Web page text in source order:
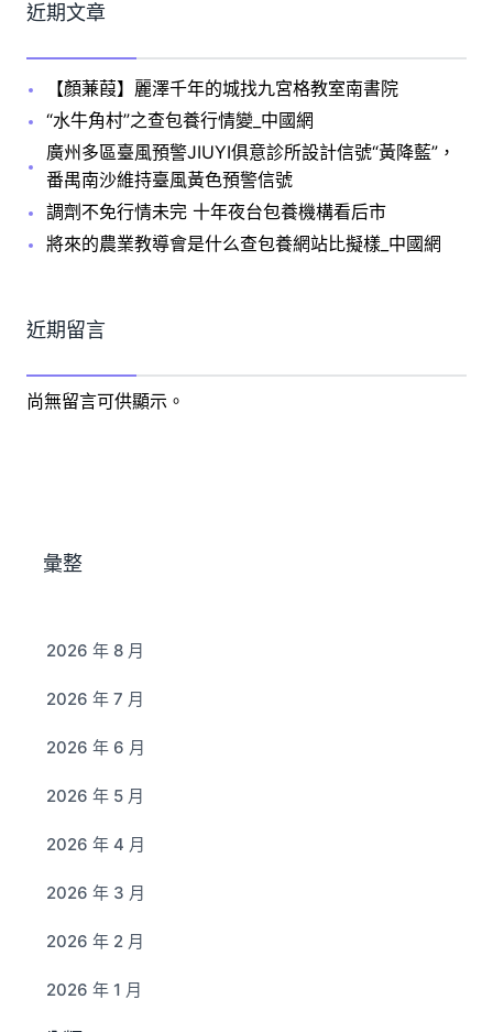
近期文章
【顏蒹葭】麗澤千年的城找九宮格教室南書院
“水牛角村”之查包養行情變_中國網
廣州多區臺風預警JIUYI俱意診所設計信號“黃降藍”，
番禺南沙維持臺風黃色預警信號
調劑不免行情未完 十年夜台包養機構看后市
將來的農業教導會是什么查包養網站比擬樣_中國網
近期留言
尚無留言可供顯示。
彙整
2026 年 8 月
2026 年 7 月
2026 年 6 月
2026 年 5 月
2026 年 4 月
2026 年 3 月
2026 年 2 月
2026 年 1 月